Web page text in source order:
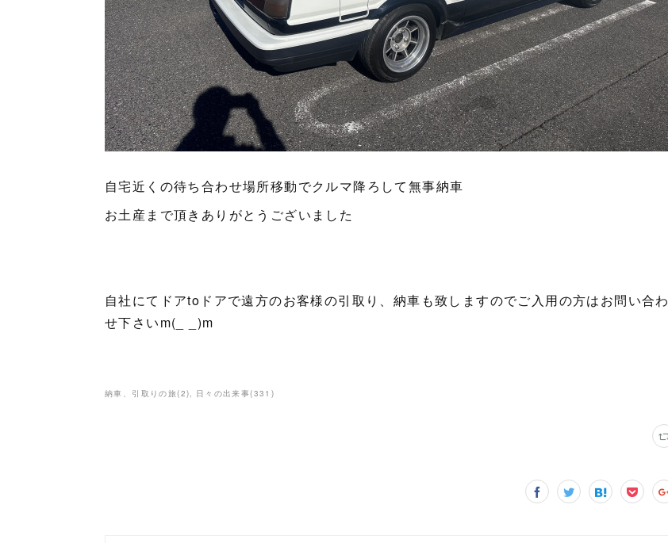
自宅近くの待ち合わせ場所移動でクルマ降ろして無事納車
お土産まで頂きありがとうございました
自社にてドアtoドアで遠方のお客様の引取り、納車も致しますのでご入用の方はお問い合わ
せ下さいm(_ _)m
納車、引取りの旅(2) 日々の出来事(331 )